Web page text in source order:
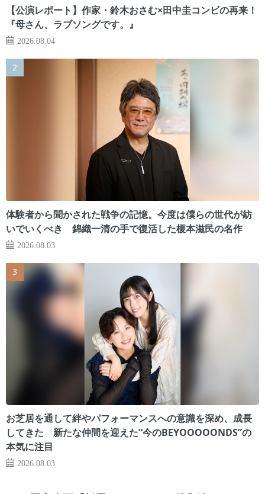
【公演レポート】作家・鈴木おさむ×田中圭コンビの再来！
『母さん、ラブソングです。』
2026.08.04
体験者から聞かされた戦争の記憶。今度は僕らの世代が紡
いでいくべき 錦織一清の手で復活した榎本滋民の名作
2026.08.03
お芝居を通して絆やパフォーマンスへの意識を深め、成長
してきた 新たな仲間を迎えた“今のBEYOOOOONDS”の
本気に注目
2026.08.03